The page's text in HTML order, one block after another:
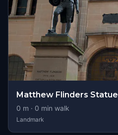
Matthew Flinders Statue
0 m · 0 min walk
Landmark